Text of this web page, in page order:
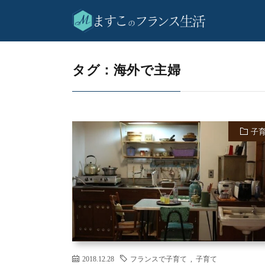
HOME
タグ：海外で主婦
子
2018.12.28 フランスで子育て 子育て